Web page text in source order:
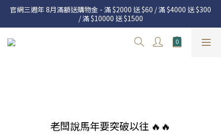
官網三週年 8月滿額送購物金 - 滿 $2000 送 $60 / 滿 $4000 送 $300
/ 滿 $10000 送 $1500
官網三週年 8月滿額送購物金 - 滿 $2000 送 $60 / 滿 $4000 送 $300
/ 滿 $10000 送 $1500
7.22 – 8.13 日本連線中，絕對讓你買到爆
老闆說馬年要突破以往 🔥🔥